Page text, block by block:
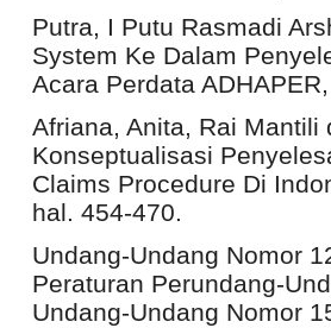
Putra, I Putu Rasmadi
System Ke Dalam
Acara Perdata
Afriana, Anita, Rai Mantili
Konseptualisasi
Claims Procedure Di
hal. 454-470.
Undang-Undang Nomor
Peraturan Perundang-
Undang-Undang Nomor